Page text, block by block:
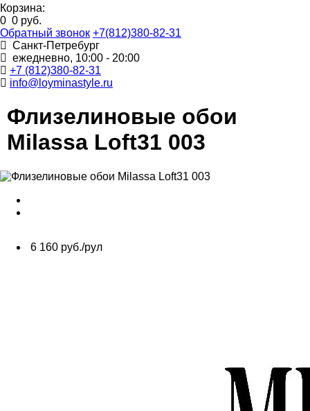
Корзина:
0 0 руб.
Обратный звонок +7(812)380-82-31
Санкт-Петребург
ежедневно, 10:00 - 20:00
+7 (812)380-82-31
info@loyminastyle.ru
Флизелиновые обои
Milassa Loft31 003
6 160 руб./рул